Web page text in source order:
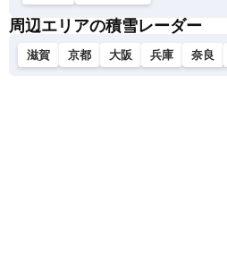
周辺エリアの積雪レーダー
滋賀 京都 大阪 兵庫 奈良